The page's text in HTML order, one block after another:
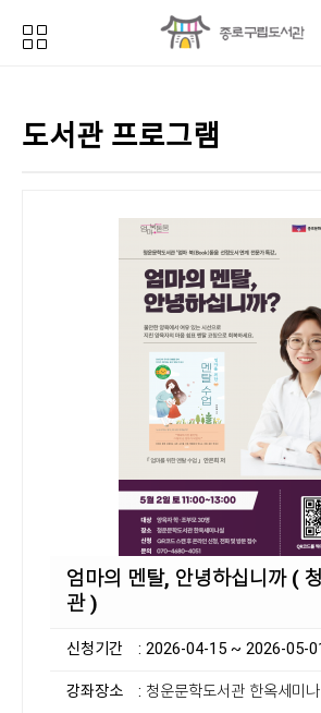
도서관 프로그램
엄마의 멘탈, 안녕하십니까 (
관 )
신청기간 : 2026-04-15 ~ 2026-05-
강좌장소 : 청운문학도서관 한옥세미나